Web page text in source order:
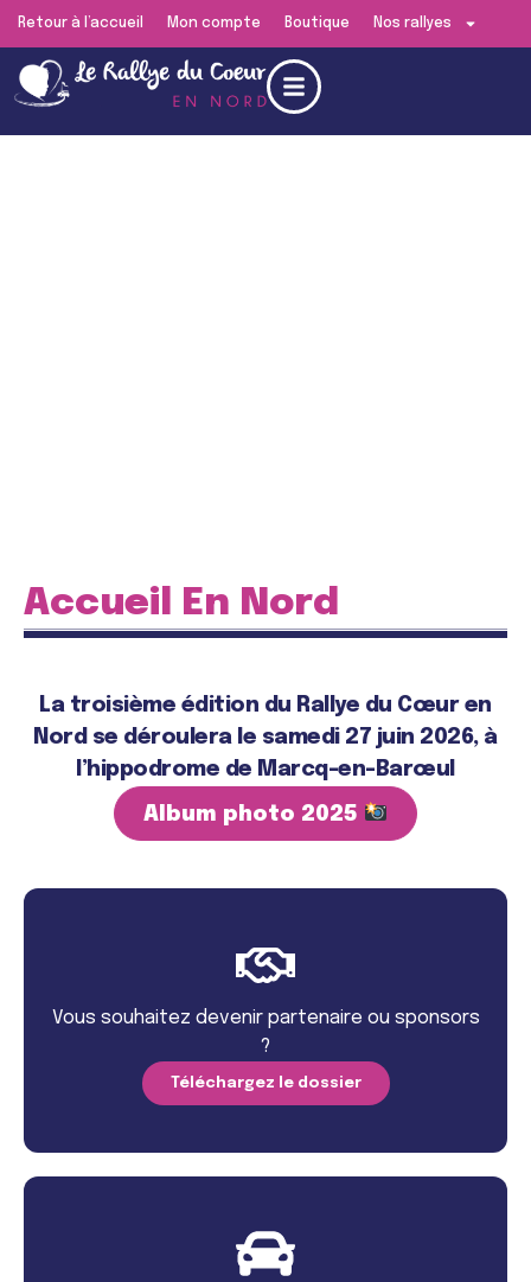
Retour à l’accueil Mon compte Boutique Nos rallyes
Accueil En Nord
La troisième édition du Rallye du Cœur en
Nord se déroulera le samedi 27 juin 2026, à
l’hippodrome de Marcq-en-Barœul
Album photo 2025
Vous souhaitez devenir partenaire ou sponsors
?
Téléchargez le dossier